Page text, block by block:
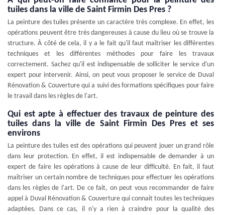
tuiles dans la ville de Saint Firmin Des Pres ?
La peinture des tuiles présente un caractère très complexe. En effet, les
opérations peuvent être très dangereuses à cause du lieu où se trouve la
structure. À côté de cela, il y a le fait qu'il faut maîtriser les différentes
techniques et les différentes méthodes pour faire les travaux
correctement. Sachez qu'il est indispensable de solliciter le service d'un
expert pour intervenir. Ainsi, on peut vous proposer le service de Duval
Rénovation & Couverture qui a suivi des formations spécifiques pour faire
le travail dans les règles de l'art.
Qui est apte à effectuer des travaux de peinture des
tuiles dans la ville de Saint Firmin Des Pres et ses
environs
La peinture des tuiles est des opérations qui peuvent jouer un grand rôle
dans leur protection. En effet, il est indispensable de demander à un
expert de faire les opérations à cause de leur difficulté. En fait, il faut
maîtriser un certain nombre de techniques pour effectuer les opérations
dans les règles de l'art. De ce fait, on peut vous recommander de faire
appel à Duval Rénovation & Couverture qui connait toutes les techniques
adaptées. Dans ce cas, il n'y a rien à craindre pour la qualité des